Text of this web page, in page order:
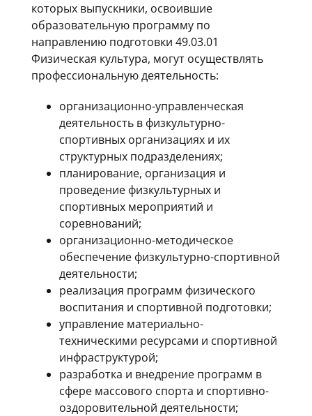
которых выпускники, освоившие
образовательную программу по
направлению подготовки 49.03.01
Физическая культура, могут осуществлять
профессиональную деятельность:
организационно-управленческая
деятельность в физкультурно-
спортивных организациях и их
структурных подразделениях;
планирование, организация и
проведение физкультурных и
спортивных мероприятий и
соревнований;
организационно-методическое
обеспечение физкультурно-спортивной
деятельности;
реализация программ физического
воспитания и спортивной подготовки;
управление материально-
техническими ресурсами и спортивной
инфраструктурой;
разработка и внедрение программ в
сфере массового спорта и спортивно-
оздоровительной деятельности;